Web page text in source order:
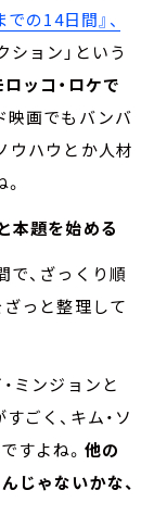
の14日間』、
ョン」という
ッコ・ロケで
映画でもバンバ
ウハウとか人材
本題を始める
で、ざっくり順
ざっと整理して
ミンジョンと
ごく、キム・ソ
すよね。 他の
じゃないかな、